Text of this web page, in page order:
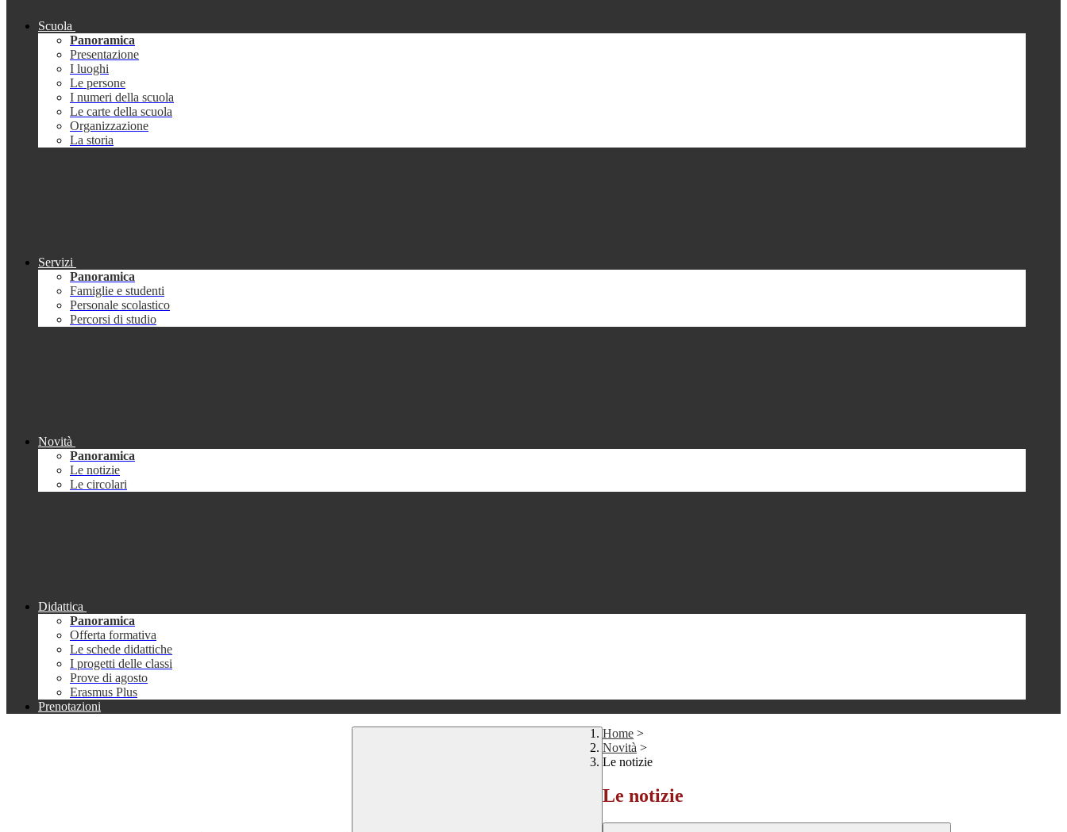
Scuola
Panoramica
Presentazione
I luoghi
Le persone
I numeri della scuola
Le carte della scuola
Organizzazione
La storia
Servizi
Panoramica
Famiglie e studenti
Personale scolastico
Percorsi di studio
Novità
Panoramica
Le notizie
Le circolari
Didattica
Panoramica
Offerta formativa
Le schede didattiche
I progetti delle classi
Prove di agosto
Erasmus Plus
Prenotazioni
Home >
Novità >
Le notizie
Le notizie